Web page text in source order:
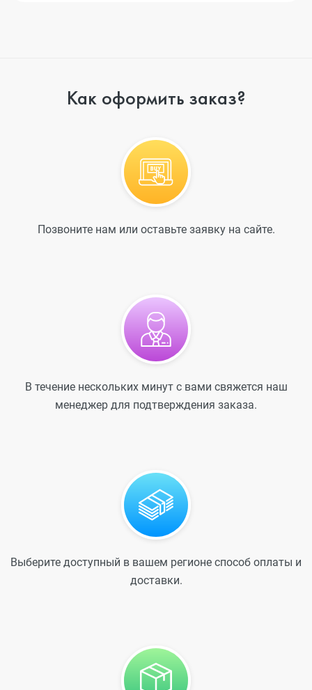
Как оформить заказ?
Позвоните нам или оставьте заявку на сайте.
В течение нескольких минут с вами свяжется наш
менеджер для подтверждения заказа.
Выберите доступный в вашем регионе способ оплаты и
доставки.